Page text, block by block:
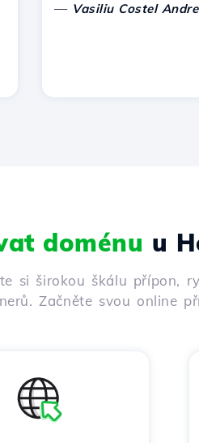
Vasiliu Costel Andrei
doménu u
si širokou škálu přípon,
Začněte svou online